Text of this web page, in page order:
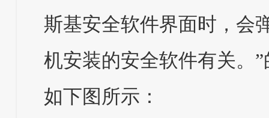
斯基安全软件界面时，会
机安装的安全软件有关。
如下图所示：